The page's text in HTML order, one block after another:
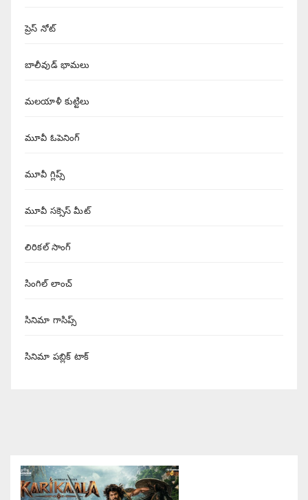
ప్రెస్ నోట్
బాలీవుడ్ భామలు
మలయాళీ కుట్టిలు
మూవీ ఓపెనింగ్
మూవీ గ్లిప్స్
మూవీ సక్సెస్ మీట్
లిరికల్ సాంగ్
సింగిల్ లాంచ్
సినిమా గాసిప్స్
సినిమా పబ్లిక్ టాక్